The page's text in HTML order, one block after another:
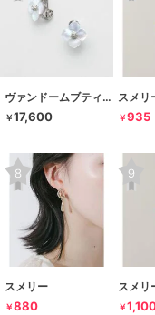
ヴァンドームブティック
￥17,600
スメリ
￥935
スメリー
￥880
スメリ
￥